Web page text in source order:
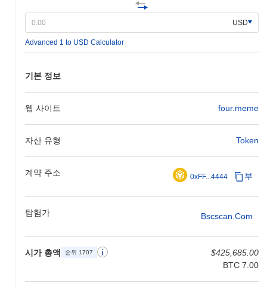
USD
Advanced 1 to USD Calculator
기본 정보
웹 사이트 four.meme
자산 유형 Token
계약 주소 0xFF...4444 부
탐험가 Bscscan.com
시가 총액 순위 1707
$425,685.00
BTC 7.00